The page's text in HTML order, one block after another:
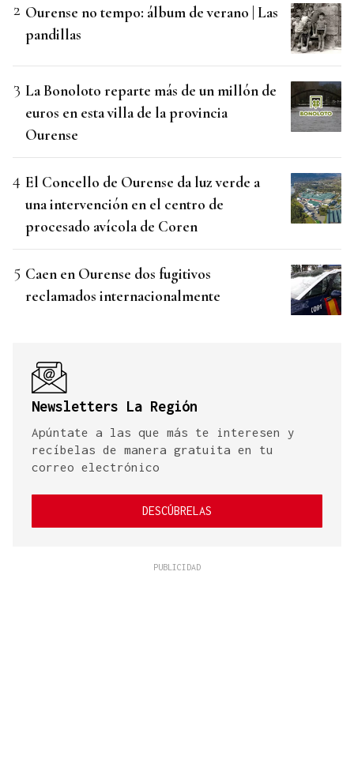
Ourense no tempo: álbum de verano | Las
pandillas
La Bonoloto reparte más de un millón de
euros en esta villa de la provincia
Ourense
El Concello de Ourense da luz verde a
una intervención en el centro de
procesado avícola de Coren
Caen en Ourense dos fugitivos
reclamados internacionalmente
Newsletters La Región
Apúntate a las que más te interesen y
recíbelas de manera gratuita en tu
correo electrónico
DESCÚBRELAS